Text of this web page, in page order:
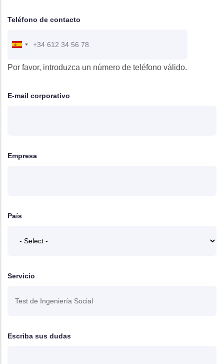
Teléfono de contacto
Por favor, introduzca un número de teléfono válido.
E-mail corporativo
Empresa
País
Servicio
Escriba sus dudas